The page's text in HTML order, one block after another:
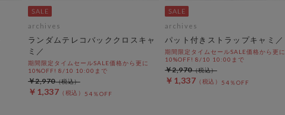
archives
ランダムテレコバッククロスキャ
ミ／
期間限定タイムセールSALE価格から更に
10%OFF! 8/10 10:00まで
￥1,337 54％OFF
￥2,970
archives
パット付きストラップキャミ／
期間限定タイムセールSALE価格から更に
10%OFF! 8/10 10:00まで
￥1,337 54％OFF
￥2,970